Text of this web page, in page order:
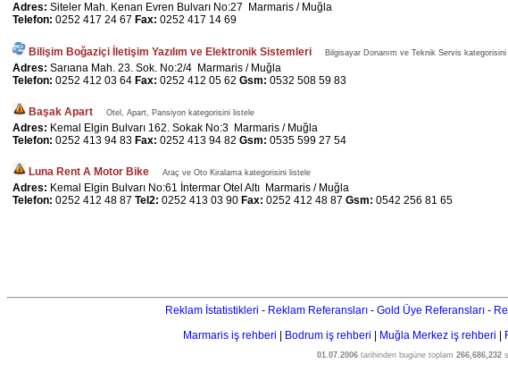
Adres: Siteler Mah. Kenan Evren Bulvarı No:27 Marmaris / Muğla
Telefon: 0252 417 24 67 Fax: 0252 417 14 69
Bilişim Boğaziçi İletişim Yazılım ve Elektronik Sistemleri Bilgisayar Donanım ve Teknik Servis
Adres: Sarıana Mah. 23. Sok. No:2/4 Marmaris / Muğla
Telefon: 0252 412 03 64 Fax: 0252 412 05 62 Gsm: 0532 508 59 83
Başak Apart Otel, Apart, Pansiyon kategorisini listele
Adres: Kemal Elgin Bulvarı 162. Sokak No:3 Marmaris / Muğla
Telefon: 0252 413 94 83 Fax: 0252 413 94 82 Gsm: 0535 599 27 54
Luna Rent A Motor Bike Araç ve Oto Kiralama kategorisini listele
Adres: Kemal Elgin Bulvarı No:61 İntermar Otel Altı Marmaris / Muğla
Telefon: 0252 412 48 87 Tel2: 0252 413 03 90 Fax: 0252 412 48 87 Gsm: 0542 256 81 65
Reklam İstatistikleri - Reklam Referansları - Gold Üye Referansları -
Marmaris iş rehberi
Bodrum iş rehberi Muğla Merkez iş rehberi
01.07.2006tarihinden bugüne toplam 266,686,232